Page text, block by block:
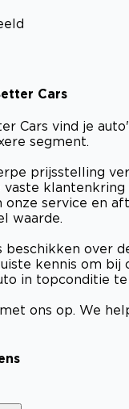
Cars
Cars vind je
segment.
prijsstelling
vaste klantenkring
onze service en
waarde.
beschikken over
kennis om bij
in topconditie te
ons op. We